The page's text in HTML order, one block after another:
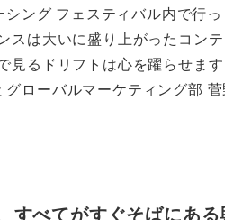
シング フェスティバル内で行っ
スは大いに盛り上がったコン
見るドリフトは心を躍らせます
ローバルマーケティング部 菅
すべてがすぐそばにある